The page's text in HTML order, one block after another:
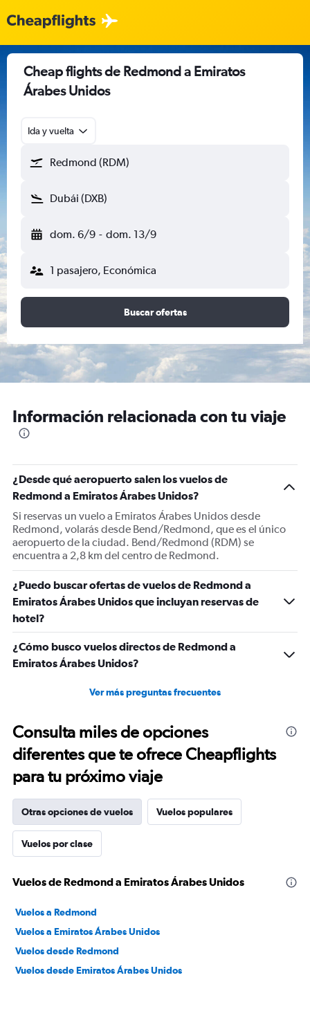
Cheap flights de Redmond a Emiratos
Árabes Unidos
Ida y vuelta
Redmond (RDM)
Dubái (DXB)
dom. 6/9 - dom. 13/9
1 pasajero, Económica
Buscar ofertas
Información relacionada con tu viaje
¿Desde qué aeropuerto salen los vuelos de
Redmond a Emiratos Árabes Unidos?
Si reservas un vuelo a Emiratos Árabes Unidos desde
Redmond, volarás desde Bend/Redmond, que es el único
aeropuerto de la ciudad. Bend/Redmond (RDM) se
encuentra a 2,8 km del centro de Redmond.
¿Puedo buscar ofertas de vuelos de Redmond a
Emiratos Árabes Unidos que incluyan reservas de
hotel?
¿Cómo busco vuelos directos de Redmond a
Emiratos Árabes Unidos?
Ver más preguntas frecuentes
Consulta miles de opciones
diferentes que te ofrece Cheapflights
para tu próximo viaje
Otras opciones de vuelos Vuelos populares
Vuelos por clase
Vuelos de Redmond a Emiratos Árabes Unidos
Vuelos a Redmond
Vuelos a Emiratos Árabes Unidos
Vuelos desde Redmond
Vuelos desde Emiratos Árabes Unidos